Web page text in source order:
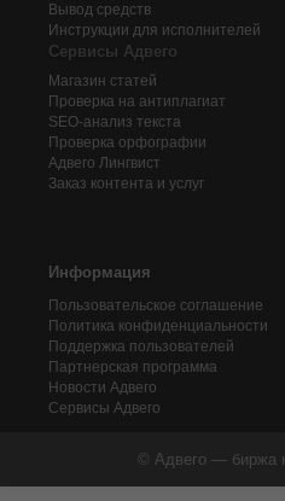
Вывод средств
Инструкции для исполнителей
Сервисы Адвего
Магазин статей
Проверка на антиплагиат
SEO-анализ текста
Проверка орфографии
Адвего Лингвист
Заказ контента и услуг
Информация
Пользовательское соглашение
Политика конфиденциальности
Поддержка пользователей
Партнерская программа
Новости Адвего
Сервисы Адвего
© Адвего — биржа